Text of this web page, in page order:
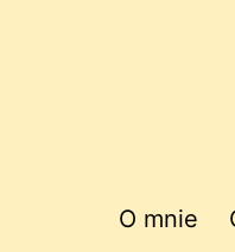
O mnie